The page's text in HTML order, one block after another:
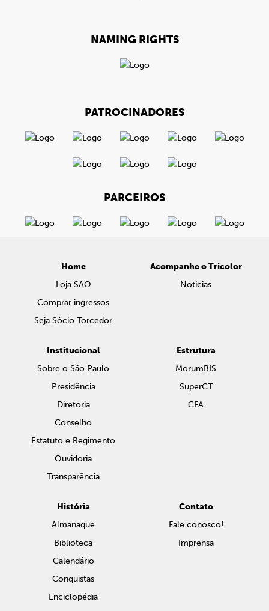
NAMING RIGHTS
PATROCINADORES
PARCEIROS
Home
Loja SAO
Comprar ingressos
Seja Sócio Torcedor
Acompanhe o Tricolor
Notícias
Institucional
Sobre o São Paulo
Presidência
Diretoria
Conselho
Estatuto e Regimento
Ouvidoria
Transparência
Estrutura
MorumBIS
SuperCT
CFA
História
Almanaque
Biblioteca
Calendário
Conquistas
Enciclopédia
Contato
Fale conosco!
Imprensa